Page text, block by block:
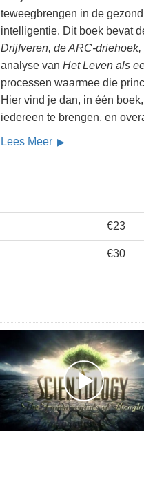
teweegbrengen in de
intelligentie. Dit boek bevat
Drijfveren, de ARC-
analyse van Het Leven als
processen waarmee die
Hier vind je dan, in één
iedereen te brengen, en
Lees Meer
€23
€30